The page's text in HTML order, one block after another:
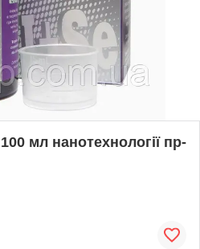
мл нанотехнології пр-